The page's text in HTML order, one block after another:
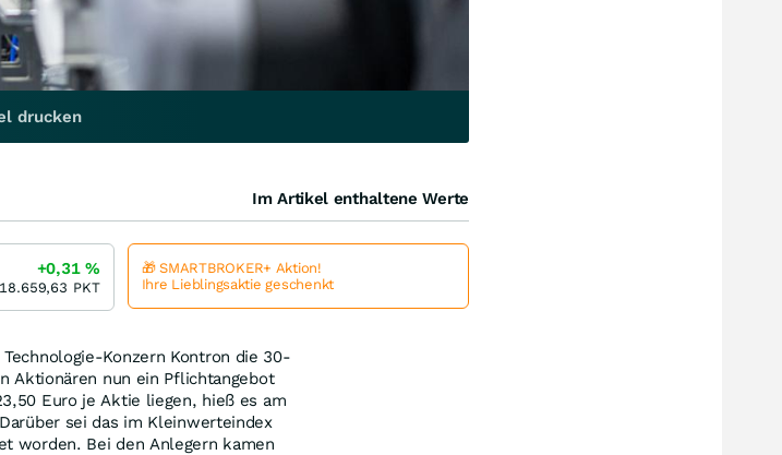
Konzern Kontron die 30-
Aktionären nun ein Pflichtangebot
Euro je Aktie liegen, hieß es am
sei das im Kleinwerteindex
worden. Bei den Anlegern kamen
drucken
Im Artikel enthaltene Werte
+0,31 %
18.659,63 PKT
🎁 SMARTBROKER+ Aktion!
Ihre Lieblingsaktie geschenkt